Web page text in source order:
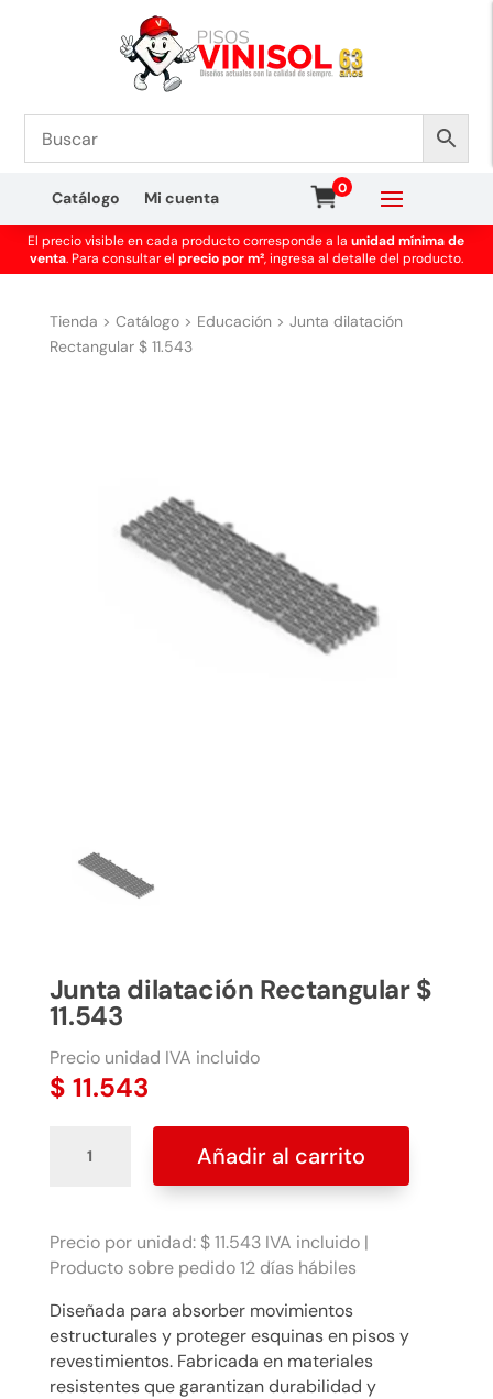
Catálogo Mi cuenta
0
El precio visible en cada producto corresponde a launidad mínima de
venta. Para consultar el precio por m², ingresa al detalle del producto.
Tienda > Catálogo> Educación > Junta dilatación
Rectangular $ 11.543
Junta dilatación Rectangular $
11.543
Precio unidad IVA incluido
$ 11.543
dilatación
11.543
cantidad
Añadir al carrito
Precio por unidad: $ 11.543 IVA incluido |
Producto sobre pedido 12 días hábiles
Diseñada para absorber movimientos
estructurales y proteger esquinas en pisos y
revestimientos. Fabricada en materiales
resistentes que garantizan durabilidad y